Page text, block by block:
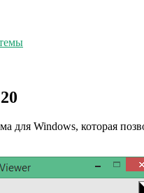
для Windows, которая